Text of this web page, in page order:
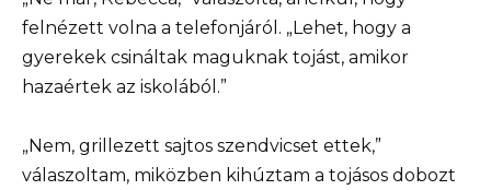
felnézett volna a telefonjáról. „Lehet, hogy a
gyerekek csináltak maguknak tojást, amikor
hazaértek az iskolából.”
„Nem, grillezett sajtos szendvicset ettek,”
válaszoltam, miközben kihúztam a tojásos dobozt